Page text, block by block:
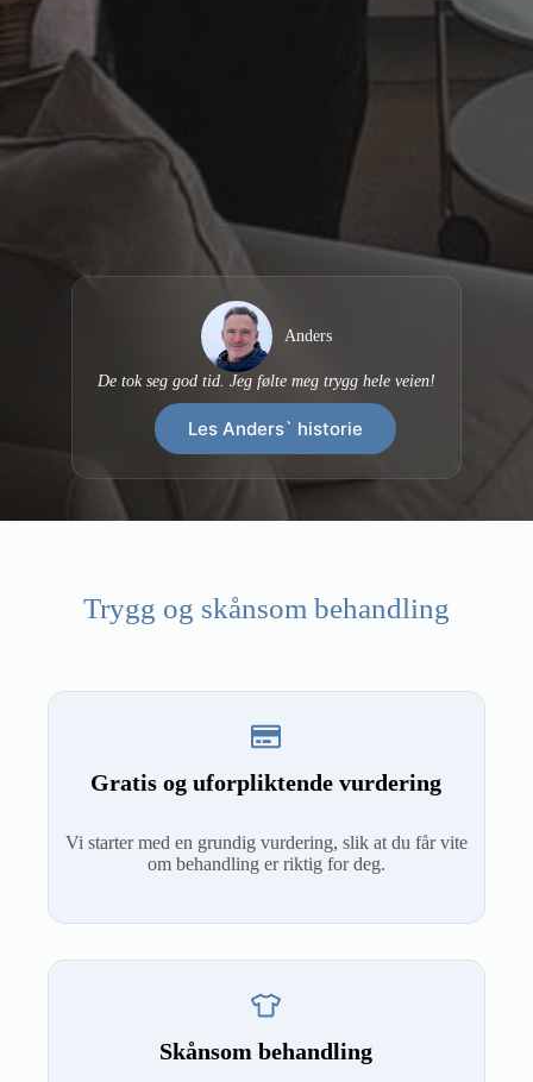
Anders
De tok seg god tid. Jeg følte meg trygg hele veien!
Les Anders` historie
Trygg og skånsom behandling
Gratis og uforpliktende vurdering
Vi starter med en grundig vurdering, slik at du får vite
om behandling er riktig for deg.
Skånsom behandling